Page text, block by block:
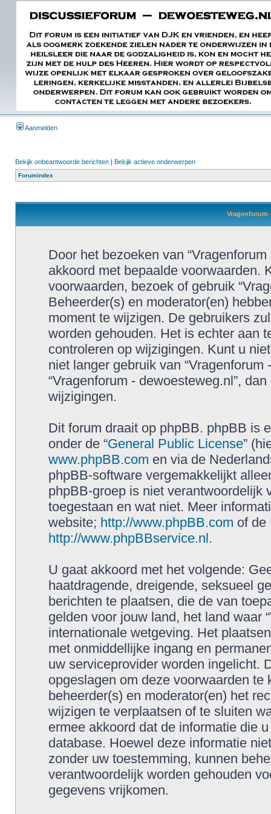
Aanmelden
Bekijk onbeantwoorde berichten | Bekijk actieve onderwerpen
Forumindex
Vragenforum
Door het bezoeken van
akkoord met bepaalde voorwaarden.
voorwaarden, bezoek of gebruik
Beheerder(s) en moderator(en)
moment te wijzigen. De gebruikers
worden gehouden. Het is echter aan
controleren op wijzigingen. Kunt u
niet langer gebruik van
“Vragenforum - dewoesteweg.nl”,
wijzigingen.
Dit forum draait op phpBB. phpBB is
onder de “General Public License”
www.phpBB.com en via de
phpBB-software vergemakkelijkt
phpBB-groep is niet verantwoordelijk
toegestaan en wat niet. Meer
website; http://www.phpBB.com of de
http://www.phpBBservice.nl.
U gaat akkoord met het volgende:
haatdragende, dreigende, seksueel
berichten te plaatsen, die de van
gelden voor jouw land, het land waar
internationale wetgeving. Het
met onmiddellijke ingang en
uw serviceprovider worden ingelicht.
opgeslagen om deze voorwaarden
beheerder(s) en moderator(en) het
wijzigen te verplaatsen of te sluiten
ermee akkoord dat de informatie die
database. Hoewel deze informatie
zonder uw toestemming, kunnen
verantwoordelijk worden gehouden
gegevens vrijkomen.